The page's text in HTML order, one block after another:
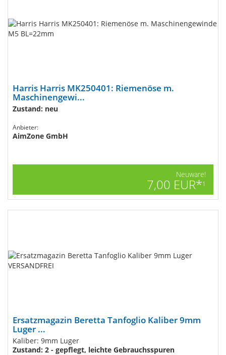
Harris Harris MK250401: Riemenöse m.
Maschinengewi...
Zustand: neu
Anbieter:
AimZone GmbH
Neuware!
7,00 EUR*1
Ersatzmagazin Beretta Tanfoglio Kaliber 9mm
Luger ...
Kaliber: 9mm Luger
Zustand: 2 - gepflegt, leichte Gebrauchsspuren